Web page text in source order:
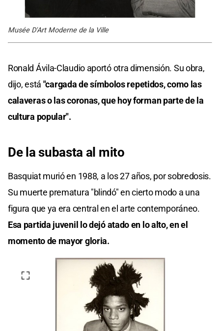
Musée D'Art Moderne de la Ville
Ronald Ávila-Claudio aportó otra dimensión. Su obra,
dijo, está "cargada de símbolos repetidos, como las
calaveras o las coronas, que hoy forman parte de la
cultura popular".
De la subasta al mito
Basquiat murió en 1988, a los 27 años, por sobredosis.
Su muerte prematura "blindó" en cierto modo a una
figura que ya era central en el arte contemporáneo.
Esa partida juvenil lo dejó atado en lo alto, en el
momento de mayor gloria.